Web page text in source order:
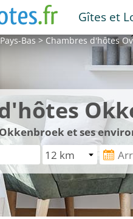
Gîtes et
Pays-Bas>Chambres d'hôtes
et ses